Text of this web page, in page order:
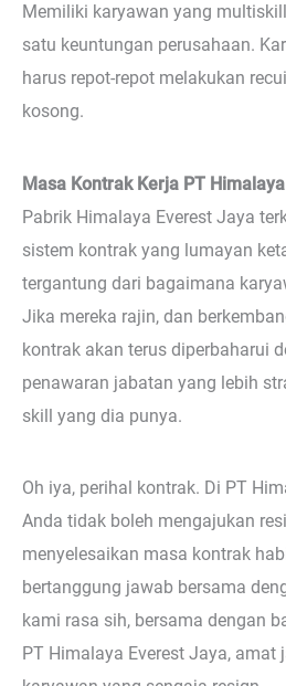
Memiliki karyawan yang
satu keuntungan perusahaan.
harus repot-repot melakukan
kosong.
Masa Kontrak Kerja PT
Pabrik Himalaya Everest Jaya
sistem kontrak yang lumayan
tergantung dari bagaimana
Jika mereka rajin, dan
kontrak akan terus diperbaharui
penawaran jabatan yang lebih
skill yang dia punya.
Oh iya, perihal kontrak. Di PT
Anda tidak boleh mengajukan
menyelesaikan masa kontrak
bertanggung jawab bersama
kami rasa sih, bersama dengan
PT Himalaya Everest Jaya, amat